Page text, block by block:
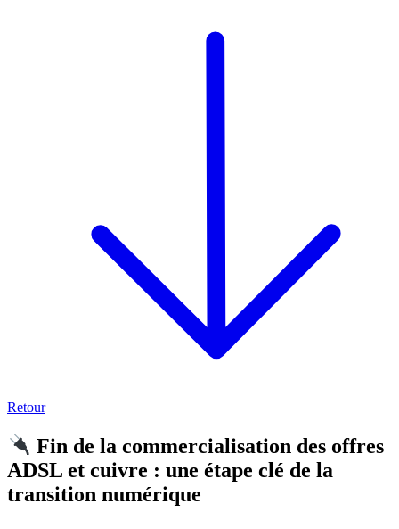
Retour
Fin de la commercialisation des offres
ADSL et cuivre : une étape clé de la
transition numérique